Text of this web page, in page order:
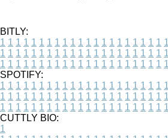
BITLY:
1 1 1 1 1 1 1 1 1 1 1 1 1 1 1 1 1 1 1 1 1 1
1 1 1 1 1 1 1 1 1 1 1 1 1 1 1 1 1 1 1 1 1 1
1 1 1 1 1 1 1 1 1 1 1 1 1 1 1 1 1 1 1 1 1 1
SPOTIFY:
1 1 1 1 1 1 1 1 1 1 1 1 1 1 1 1 1 1 1 1 1 1
1 1 1 1 1 1 1 1 1 1 1 1 1 1 1 1 1 1 1 1 1 1
1 1 1 1 1 1 1 1 1 1 1 1 1 1 1 1 1 1 1 1 1 1
CUTTLY BIO:
1